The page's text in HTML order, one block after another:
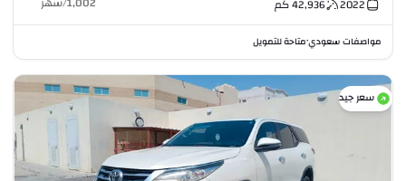
2022
42,936كم
مواصفات سعودي•متاحة للتمويل
سعر جيد